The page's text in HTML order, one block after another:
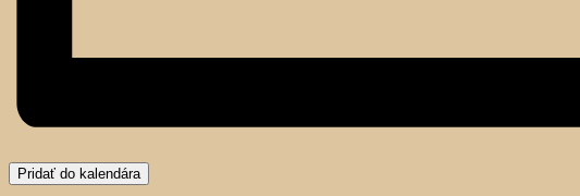
Pridať do kalendára